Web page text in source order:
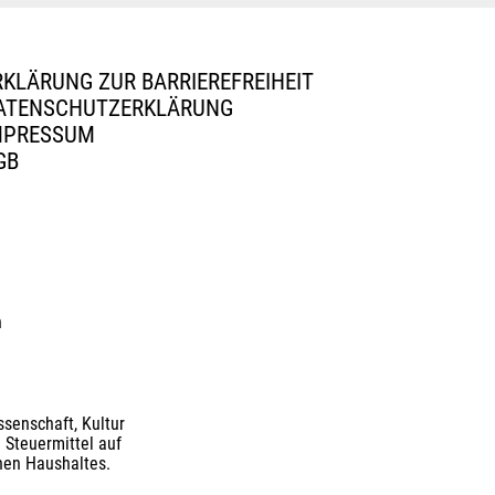
ZUR BARRIEREFREIHEIT
Kultur
Steuermittel auf
Haushaltes.